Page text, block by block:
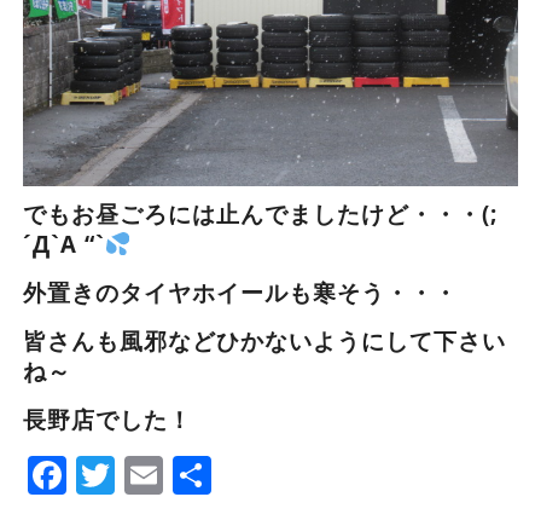
でもお昼ごろには止んでましたけど・・・(;
´Д`A “`
外置きのタイヤホイールも寒そう・・・
皆さんも風邪などひかないようにして下さい
ね～
長野店でした！
Facebook
Twitter
EmailShare